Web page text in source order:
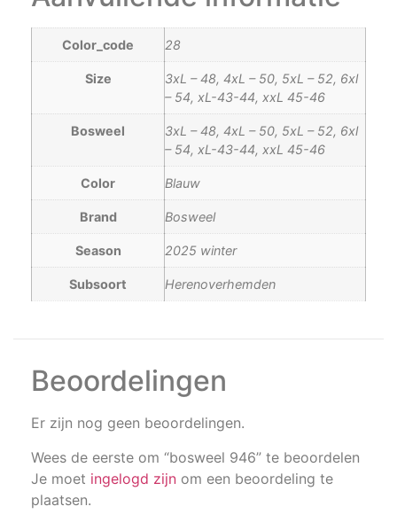
Color_code 28
Size
3xL – 48, 4xL – 50, 5xL – 52, 6xl
– 54, xL-43-44, xxL 45-46
Bosweel
3xL – 48, 4xL – 50, 5xL – 52, 6xl
– 54, xL-43-44, xxL 45-46
Color Blauw
Brand Bosweel
Season 2025 winter
Subsoort Herenoverhemden
Beoordelingen
Er zijn nog geen beoordelingen.
Wees de eerste om “bosweel 946” te beoordelen
Je moet ingelogd zijn om een beoordeling te
plaatsen.